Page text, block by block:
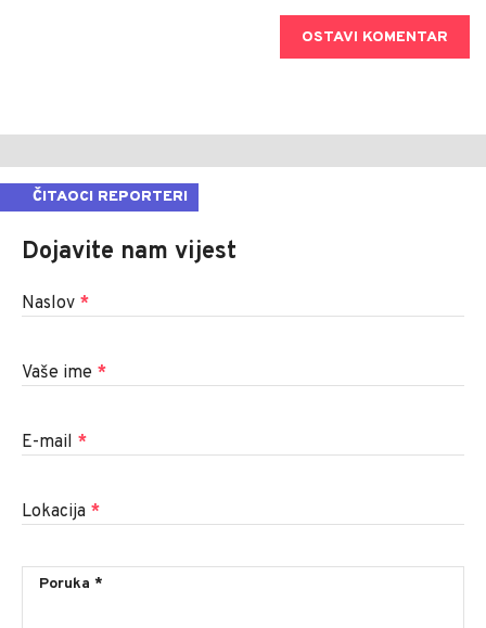
OSTAVI KOMENTAR
ČITAOCI REPORTERI
Dojavite nam vijest
Naslov *
Vaše ime *
E-mail *
Lokacija *